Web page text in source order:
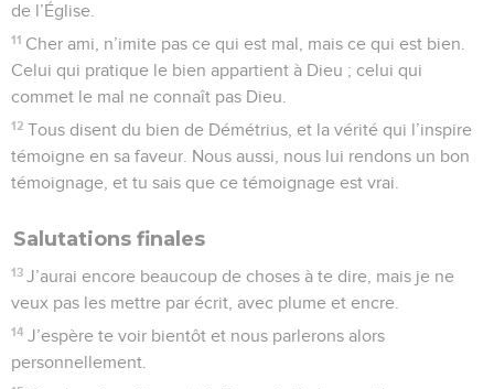
de l’Église.
11 Cher ami, n’imite pas ce qui est mal, mais ce qui est bien.
Celui qui pratique le bien appartient à Dieu ; celui qui
commet le mal ne connaît pas Dieu.
12 Tous disent du bien de Démétrius, et la vérité qui l’inspire
témoigne en sa faveur. Nous aussi, nous lui rendons un bon
témoignage, et tu sais que ce témoignage est vrai.
Salutations finales
13 J’aurai encore beaucoup de choses à te dire, mais je ne
veux pas les mettre par écrit, avec plume et encre.
14 J’espère te voir bientôt et nous parlerons alors
personnellement.